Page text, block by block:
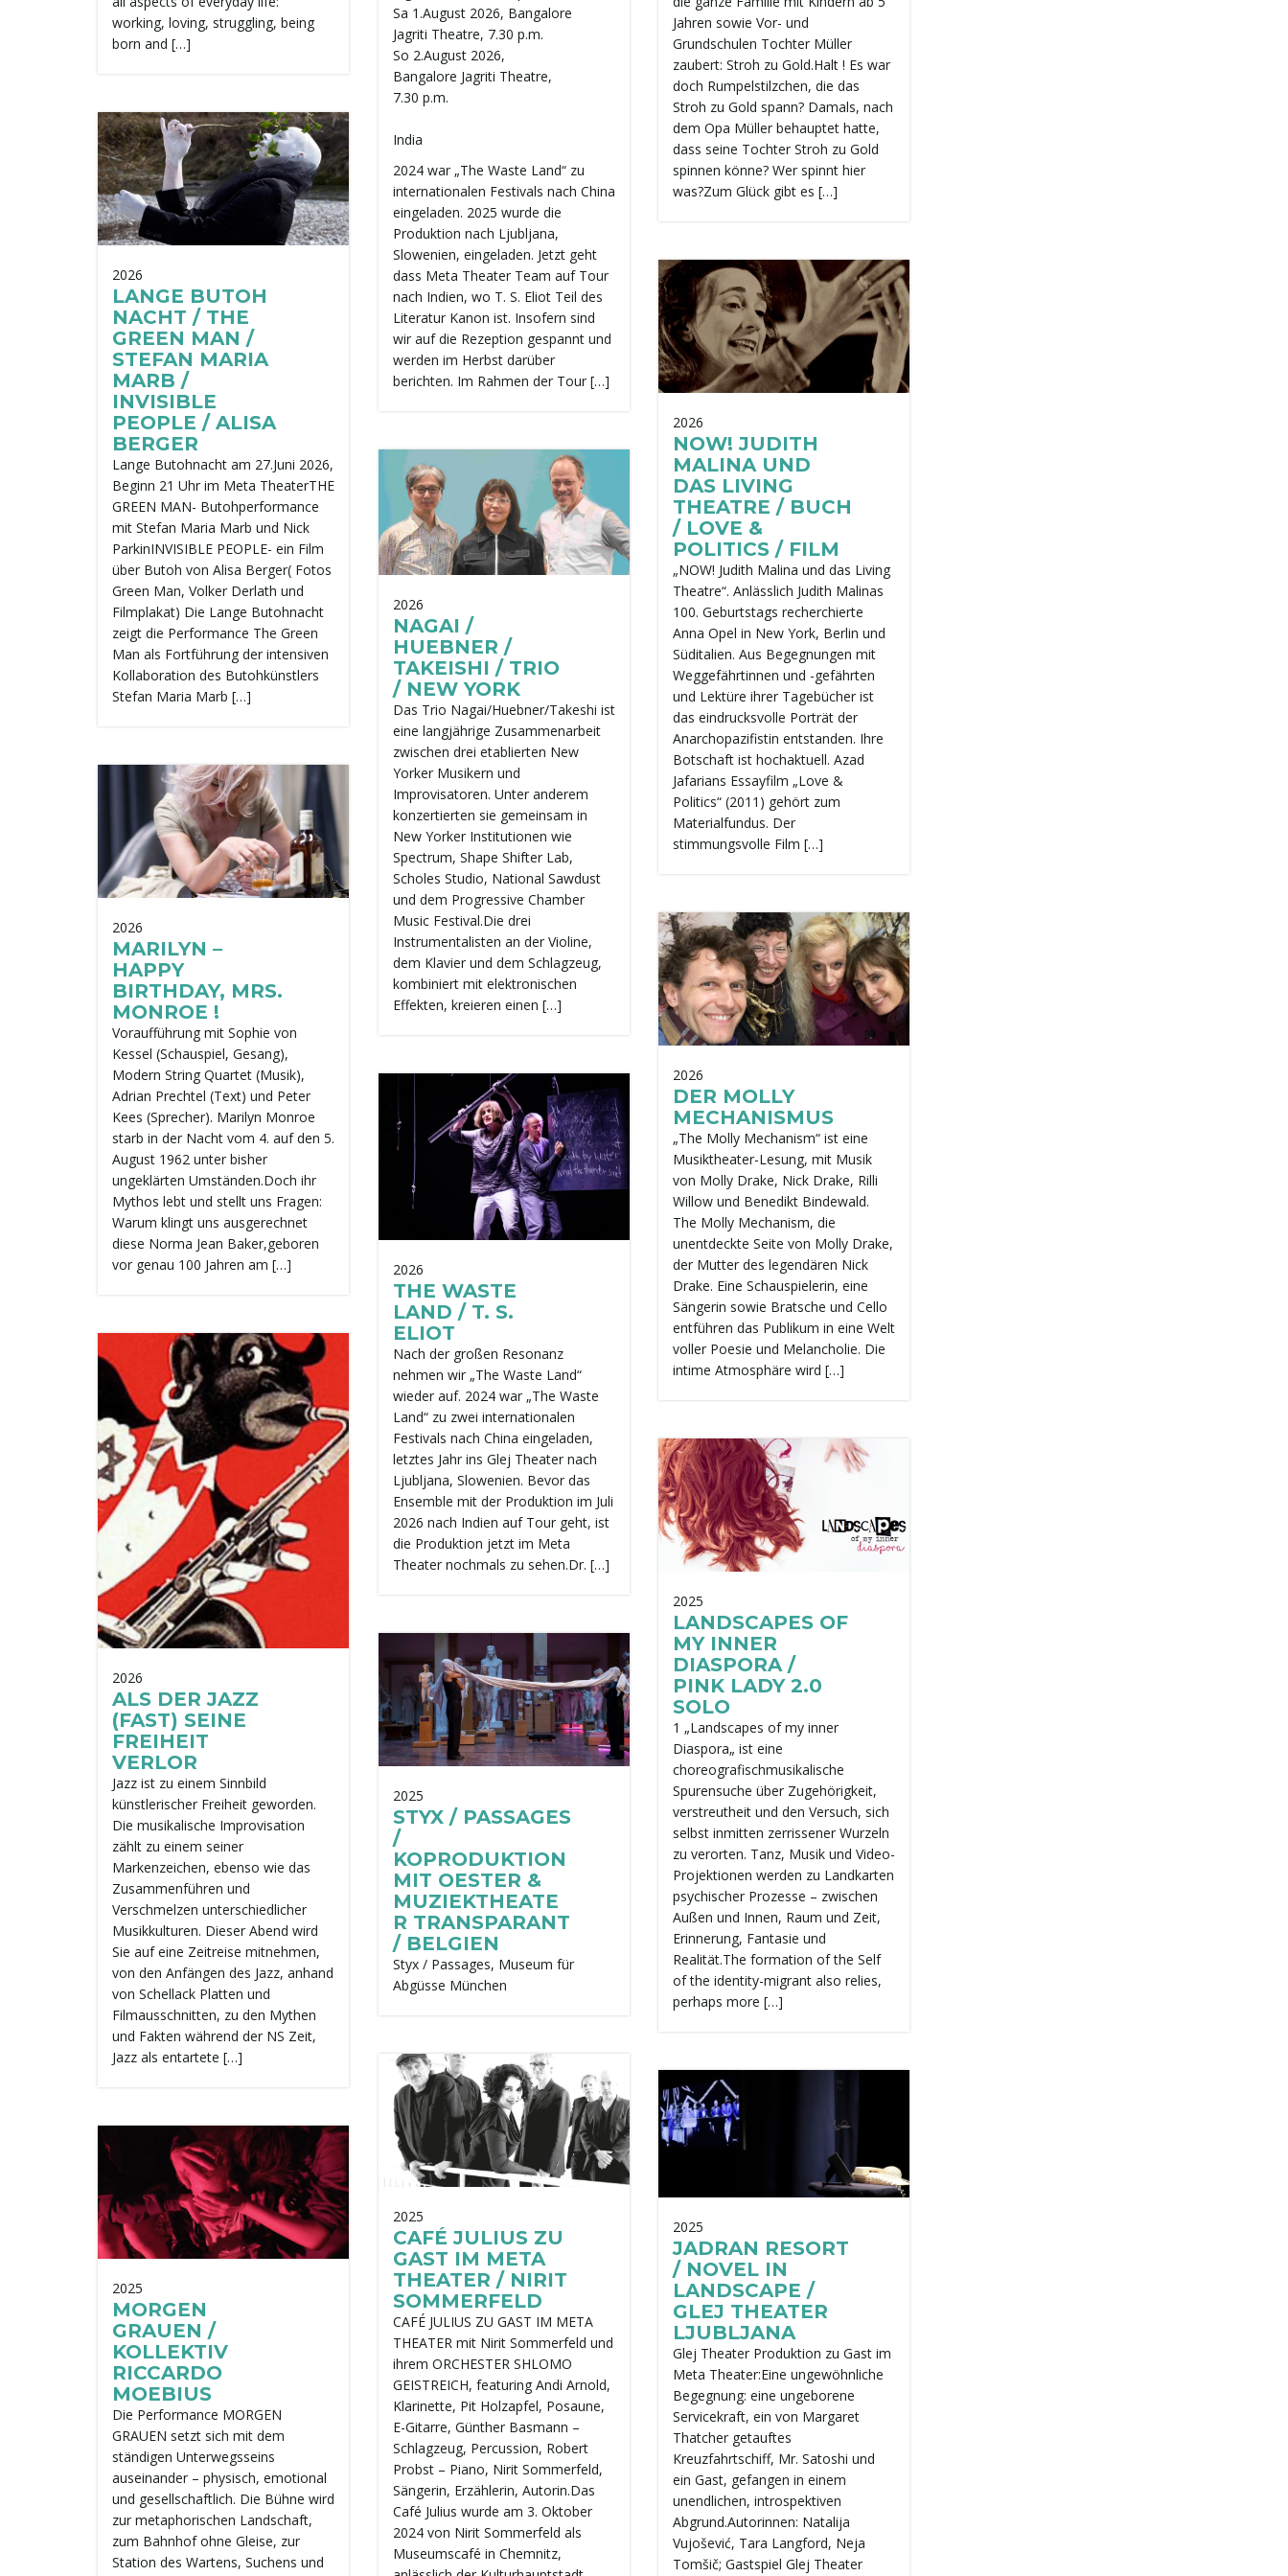
working, loving, struggling, being
born and […]
Sa 1.August 2026, Bangalore
Jagriti Theatre, 7.30 p.m.
So 2.August 2026,
Bangalore Jagriti Theatre,
7.30 p.m.
India
2024 war „The Waste Land“ zu
internationalen Festivals nach China
eingeladen. 2025 wurde die
Produktion nach Ljubljana,
Slowenien, eingeladen. Jetzt geht
dass Meta Theater Team auf Tour
nach Indien, wo T. S. Eliot Teil des
Literatur Kanon ist. Insofern sind
wir auf die Rezeption gespannt und
werden im Herbst darüber
berichten. Im Rahmen der Tour […]
Jahren sowie Vor- und
Grundschulen Tochter Müller
zaubert: Stroh zu Gold.Halt ! Es war
doch Rumpelstilzchen, die das
Stroh zu Gold spann? Damals, nach
dem Opa Müller behauptet hatte,
dass seine Tochter Stroh zu Gold
spinnen könne? Wer spinnt hier
was?Zum Glück gibt es […]
2026
LANGE BUTOH
NACHT / THE
GREEN MAN /
STEFAN MARIA
MARB /
INVISIBLE
PEOPLE / ALISA
BERGER
Lange Butohnacht am 27.Juni 2026,
Beginn 21 Uhr im Meta TheaterTHE
GREEN MAN- Butohperformance
mit Stefan Maria Marb und Nick
ParkinINVISIBLE PEOPLE- ein Film
über Butoh von Alisa Berger( Fotos
Green Man, Volker Derlath und
Filmplakat) Die Lange Butohnacht
zeigt die Performance The Green
Man als Fortführung der intensiven
Kollaboration des Butohkünstlers
Stefan Maria Marb […]
2026
NOW! JUDITH
MALINA UND
DAS LIVING
THEATRE / BUCH
/ LOVE &
POLITICS / FILM
„NOW! Judith Malina und das Living
Theatre“. Anlässlich Judith Malinas
100. Geburtstags recherchierte
Anna Opel in New York, Berlin und
Süditalien. Aus Begegnungen mit
Weggefährtinnen und -gefährten
und Lektüre ihrer Tagebücher ist
das eindrucksvolle Porträt der
Anarchopazifistin entstanden. Ihre
Botschaft ist hochaktuell. Azad
Jafarians Essayfilm „Love &
Politics“ (2011) gehört zum
Materialfundus. Der
stimmungsvolle Film […]
2026
NAGAI /
HUEBNER /
TAKEISHI / TRIO
/ NEW YORK
Das Trio Nagai/Huebner/Takeshi ist
eine langjährige Zusammenarbeit
zwischen drei etablierten New
Yorker Musikern und
Improvisatoren. Unter anderem
konzertierten sie gemeinsam in
New Yorker Institutionen wie
Spectrum, Shape Shifter Lab,
Scholes Studio, National Sawdust
und dem Progressive Chamber
Music Festival.Die drei
Instrumentalisten an der Violine,
dem Klavier und dem Schlagzeug,
kombiniert mit elektronischen
Effekten, kreieren einen […]
2026
MARILYN –
HAPPY
BIRTHDAY, MRS.
MONROE !
Voraufführung mit Sophie von
Kessel (Schauspiel, Gesang),
Modern String Quartet (Musik),
Adrian Prechtel (Text) und Peter
Kees (Sprecher). Marilyn Monroe
starb in der Nacht vom 4. auf den 5.
August 1962 unter bisher
ungeklärten Umständen.Doch ihr
Mythos lebt und stellt uns Fragen:
Warum klingt uns ausgerechnet
diese Norma Jean Baker,geboren
vor genau 100 Jahren am […]
2026
DER MOLLY
MECHANISMUS
„The Molly Mechanism“ ist eine
Musiktheater-Lesung, mit Musik
von Molly Drake, Nick Drake, Rilli
Willow und Benedikt Bindewald.
The Molly Mechanism, die
unentdeckte Seite von Molly Drake,
der Mutter des legendären Nick
Drake. Eine Schauspielerin, eine
Sängerin sowie Bratsche und Cello
entführen das Publikum in eine Welt
voller Poesie und Melancholie. Die
intime Atmosphäre wird […]
2026
THE WASTE
LAND / T. S.
ELIOT
Nach der großen Resonanz
nehmen wir „The Waste Land“
wieder auf. 2024 war „The Waste
Land“ zu zwei internationalen
Festivals nach China eingeladen,
letztes Jahr ins Glej Theater nach
Ljubljana, Slowenien. Bevor das
Ensemble mit der Produktion im Juli
2026 nach Indien auf Tour geht, ist
die Produktion jetzt im Meta
Theater nochmals zu sehen.Dr. […]
2026
ALS DER JAZZ
(FAST) SEINE
FREIHEIT
VERLOR
Jazz ist zu einem Sinnbild
künstlerischer Freiheit geworden.
Die musikalische Improvisation
zählt zu einem seiner
Markenzeichen, ebenso wie das
Zusammenführen und
Verschmelzen unterschiedlicher
Musikkulturen. Dieser Abend wird
Sie auf eine Zeitreise mitnehmen,
von den Anfängen des Jazz, anhand
von Schellack Platten und
Filmausschnitten, zu den Mythen
und Fakten während der NS Zeit,
Jazz als entartete […]
2025
LANDSCAPES OF
MY INNER
DIASPORA /
PINK LADY 2.0
SOLO
1 „Landscapes of my inner
Diaspora„ ist eine
choreografischmusikalische
Spurensuche über Zugehörigkeit,
verstreutheit und den Versuch, sich
selbst inmitten zerrissener Wurzeln
zu verorten. Tanz, Musik und Video-
Projektionen werden zu Landkarten
psychischer Prozesse – zwischen
Außen und Innen, Raum und Zeit,
Erinnerung, Fantasie und
Realität.The formation of the Self
of the identity-migrant also relies,
perhaps more […]
2025
STYX / PASSAGES
/
KOPRODUKTION
MIT OESTER &
MUZIEKTHEATE
R TRANSPARANT
/ BELGIEN
Styx / Passages, Museum für
Abgüsse München
2025
CAFÉ JULIUS ZU
GAST IM META
THEATER / NIRIT
SOMMERFELD
CAFÉ JULIUS ZU GAST IM META
THEATER mit Nirit Sommerfeld und
ihrem ORCHESTER SHLOMO
GEISTREICH, featuring Andi Arnold,
Klarinette, Pit Holzapfel, Posaune,
E-Gitarre, Günther Basmann –
Schlagzeug, Percussion, Robert
Probst – Piano, Nirit Sommerfeld,
Sängerin, Erzählerin, Autorin.Das
Café Julius wurde am 3. Oktober
2024 von Nirit Sommerfeld als
Museumscafé in Chemnitz,
2025
JADRAN RESORT
/ NOVEL IN
LANDSCAPE /
GLEJ THEATER
LJUBLJANA
Glej Theater Produktion zu Gast im
Meta Theater:Eine ungewöhnliche
Begegnung: eine ungeborene
Servicekraft, ein von Margaret
Thatcher getauftes
Kreuzfahrtschiff, Mr. Satoshi und
ein Gast, gefangen in einem
unendlichen, introspektiven
Abgrund.Autorinnen: Natalija
Vujošević, Tara Langford, Neja
Tomšič; Gastspiel Glej Theater
2025
MORGEN
GRAUEN /
KOLLEKTIV
RICCARDO
MOEBIUS
Die Performance MORGEN
GRAUEN setzt sich mit dem
ständigen Unterwegsseins
auseinander – physisch, emotional
und gesellschaftlich. Die Bühne wird
zur metaphorischen Landschaft,
zum Bahnhof ohne Gleise, zur
Station des Wartens, Suchens und